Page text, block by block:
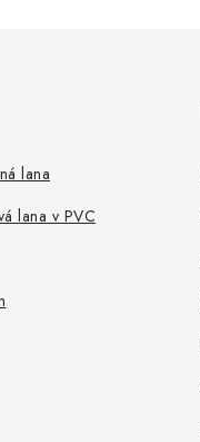
lana
lana v PVC